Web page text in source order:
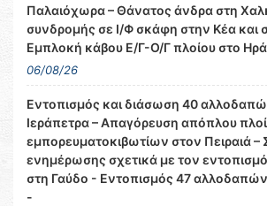
Παλαιόχωρα – Θάνατος άνδρα στη
συνδρομής σε Ι/Φ σκάφη στην Κέα και
Εμπλοκή κάβου Ε/Γ-Ο/Γ πλοίου στο
06/08/26
Εντοπισμός και διάσωση 40
Ιεράπετρα – Απαγόρευση απόπλου
εμπορευματοκιβωτίων στον Πειραιά –
ενημέρωσης σχετικά με τον
στη Γαύδο - Εντοπισμός 47
-